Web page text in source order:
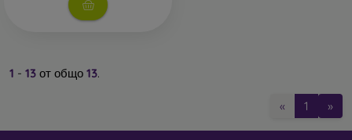
1 - 13 от общо 13.
« 1 »